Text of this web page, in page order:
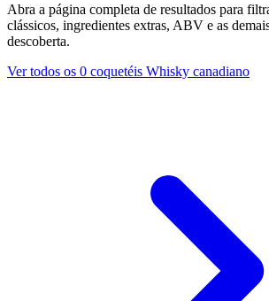
Abra a página completa de resultados para
clássicos, ingredientes extras, ABV e as
descoberta.
Ver todos os 0 coquetéis Whisky canadiano